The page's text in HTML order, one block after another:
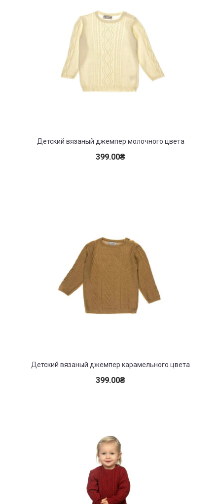
Детский вязаный джемпер молочного цвета
399.00₴
Детский вязаный джемпер карамельного цвета
399.00₴